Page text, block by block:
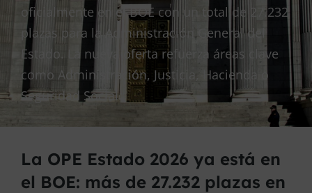
oficialmente en el BOE con un total de 27.232
plazas para la Administración General del
Estado. La nueva oferta refuerza áreas clave
como Administración, Justicia, Hacienda o
Seguridad Social
La OPE Estado 2026 ya está en
el BOE: más de 27.232 plazas en